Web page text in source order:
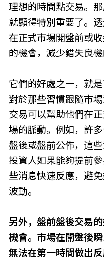
理想的時間點交易。那
就顯得特別重要了。
在正式市場開盤前或
的機會，減少錯失良機
它們的好處之一，就
對於那些習慣跟隨市
交易可以幫助他們在
場的脈動。例如，許
盤後或盤前公佈，這些
投資人如果能夠提前
些消息快速反應，避
波動。
另外，盤前盤後交易
機會。市場在開盤後
無法在第一時間做出